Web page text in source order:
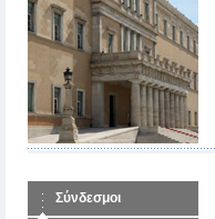
Σύνδεσμοι